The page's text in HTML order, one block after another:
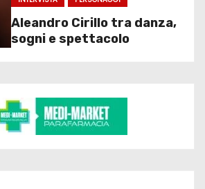
Aleandro Cirillo tra danza,
sogni e spettacolo